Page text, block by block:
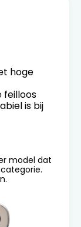
hoge
feilloos
is bij
model dat